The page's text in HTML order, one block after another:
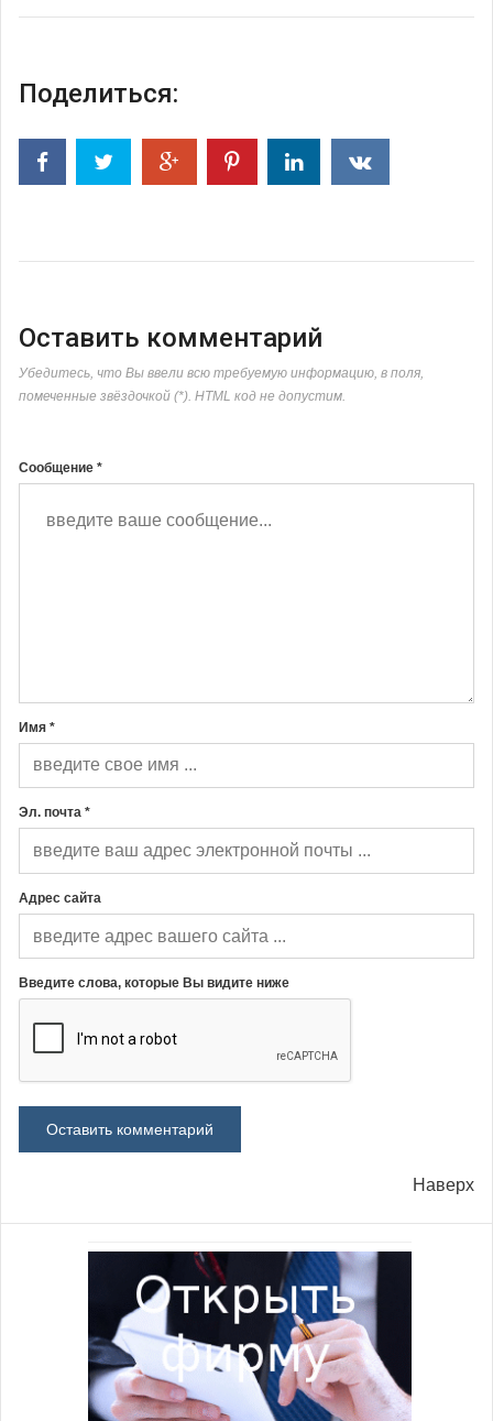
Поделиться:
Оставить комментарий
Убедитесь, что Вы ввели всю требуемую информацию, в поля,
помеченные звёздочкой (*). HTML код не допустим.
Сообщение *
Имя *
Эл. почта *
Адрес сайта
Введите слова, которые Вы видите ниже
Наверх